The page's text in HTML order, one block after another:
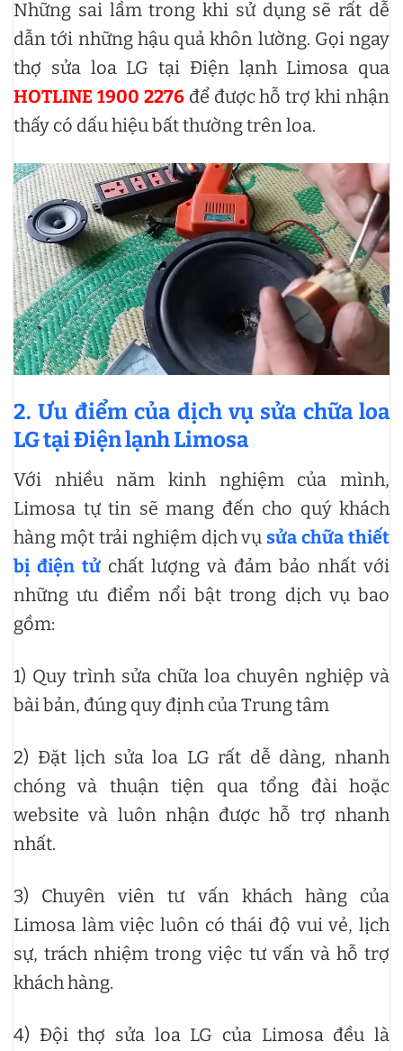
Những sai lầm trong khi sử dụng sẽ rất dễ
dẫn tới những hậu quả khôn lường. Gọi ngay
thợ sửa loa LG tại Điện lạnh Limosa qua
HOTLINE 1900 2276để được hỗ trợ khi nhận
thấy có dấu hiệu bất thường trên loa.
2. Ưu điểm của dịch vụ sửa chữa loa
LG tại Điện lạnh Limosa
Với nhiều năm kinh nghiệm của mình,
Limosa tự tin sẽ mang đến cho quý khách
hàng một trải nghiệm dịch vụsửa chữa thiết
bị điện tử chất lượng và đảm bảo nhất với
những ưu điểm nổi bật trong dịch vụ bao
gồm:
1) Quy trình sửa chữa loa chuyên nghiệp và
bài bản, đúng quy định của Trung tâm
2) Đặt lịch sửa loa LG rất dễ dàng, nhanh
chóng và thuận tiện qua tổng đài hoặc
website và luôn nhận được hỗ trợ nhanh
nhất.
3) Chuyên viên tư vấn khách hàng của
Limosa làm việc luôn có thái độ vui vẻ, lịch
sự, trách nhiệm trong việc tư vấn và hỗ trợ
khách hàng.
4) Đội thợ sửa loa LG của Limosa đều là